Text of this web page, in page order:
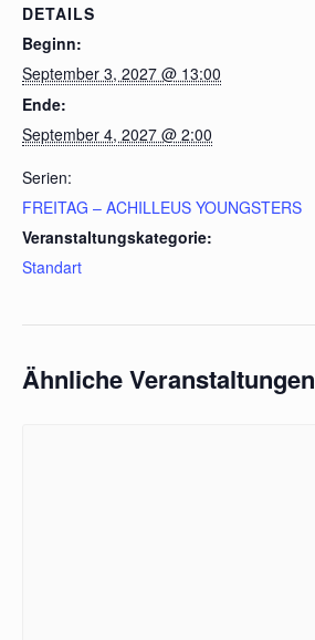
DETAILS
Beginn:
September 3, 2027 @ 13:00
Ende:
September 4, 2027 @ 2:00
Serien:
FREITAG – ACHILLEUS YOUNGSTERS
Veranstaltungskategorie:
Standart
Ähnliche Veranstaltungen